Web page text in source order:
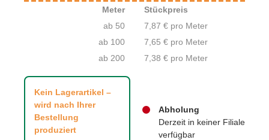
Kein Lagerartikel –
wird nach Ihrer
Bestellung
produziert
Abholung
Derzeit in keiner Filiale
verfügbar
Meter
Stückpreis
ab 50
7,87 € pro Meter
ab 100
7,65 € pro Meter
ab 200
7,38 € pro Meter